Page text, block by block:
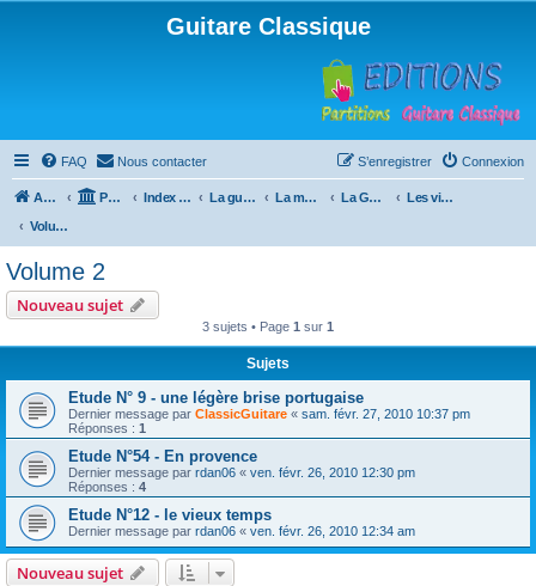
Guitare Classique
FAQ Nous contacter Connexion
S’enregistrer
Accueil Portail Index du forum La guitare : instrument, cours et théorie La méthode à Paulo La Guitare, Paulo da Fontoura
Les vidéos de la méthode
Volume 2
Volume 2
Nouveau sujet
3 sujets • Page 1 sur 1
Sujets
Etude N° 9 - une légère brise portugaise
Dernier message par ClassicGuitare « sam. févr. 27, 2010 10:37 pm
Réponses : 1
Etude N°54 - En provence
Dernier message par rdan06 « ven. févr. 26, 2010 12:30 pm
Réponses : 4
Etude N°12 - le vieux temps
Dernier message par rdan06 « ven. févr. 26, 2010 12:34 am
Nouveau sujet